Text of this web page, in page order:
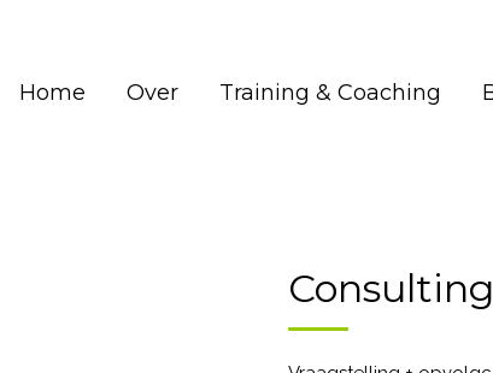
Home Over Training & Coaching